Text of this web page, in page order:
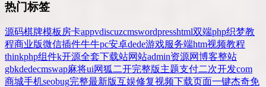
热门标签
源码棋牌模板 房卡appvdiscuzcmswordpresshtml双端php织梦教
程商业版微信插件牛牛pc安卓dede游戏服务端htm视频教程
thinkphp组件k开源全套下载站网站admin资源网博客整站
gbkdedecmswap麻将ui网狐 二开完整版主题支付二次开发com
商城手机seobug完整最新版互娱修复视频下载页面一键杰奇免